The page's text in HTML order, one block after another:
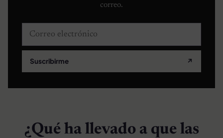
correo.
Correo electrónico
Suscribirme ↗
¿Qué ha llevado a que las